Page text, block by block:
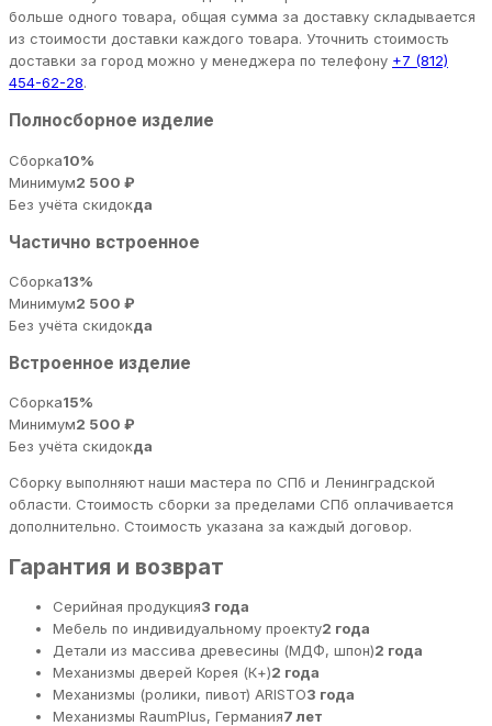
больше одного товара, общая сумма за доставку складывается
из стоимости доставки каждого товара. Уточнить стоимость
доставки за город можно у менеджера по телефону +7 (812)
454-62-28.
Полносборное изделие
Сборка10%
Минимум2 500 ₽
Без учёта скидокда
Частично встроенное
Сборка13%
Минимум2 500 ₽
Без учёта скидокда
Встроенное изделие
Сборка15%
Минимум2 500 ₽
Без учёта скидокда
Сборку выполняют наши мастера по СПб и Ленинградской
области. Стоимость сборки за пределами СПб оплачивается
дополнительно. Стоимость указана за каждый договор.
Гарантия и возврат
Серийная продукция3 года
Мебель по индивидуальному проекту2 года
Детали из массива древесины (МДФ, шпон)2 года
Механизмы дверей Корея (К+)2 года
Механизмы (ролики, пивот) ARISTO3 года
Механизмы RaumPlus, Германия7 лет